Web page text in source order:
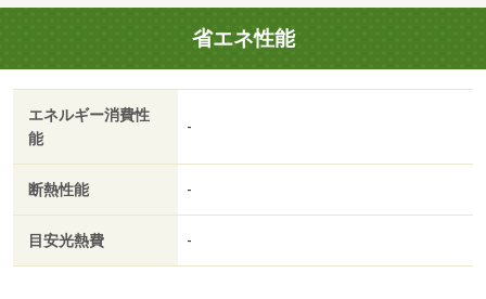
保証会社：ハウスリーブ株式会社／バストイレ別／バルコ
ニー／エアコン／クロゼット／フローリング／シャワー付
洗面台／ＴＶインターホン／浴室乾燥機／室内洗濯置／陽
当り良好／シューズボックス／システムキッチン／追焚機
能浴室／温水洗浄便座／脱衣所／洗面所独立／２口コンロ
／駐輪場／宅配ボックス／押入／ＣＡＴＶ／即入居可／閑
キッチン／防犯カメラ／ＩＨクッキングヒーター／照明付
／オートバス／グリル付／ウォークインクロゼット／保証
人不要／二人入居相談／全居室フローリング／エアコン２
省エネ性能
エネルギー消費性
能
-
断熱性能 -
目安光熱費 -